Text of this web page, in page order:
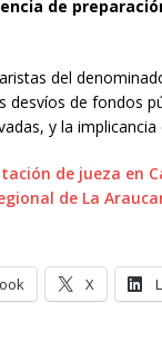
de
del
desvíos de fondos
y la
de jueza en
de La
X